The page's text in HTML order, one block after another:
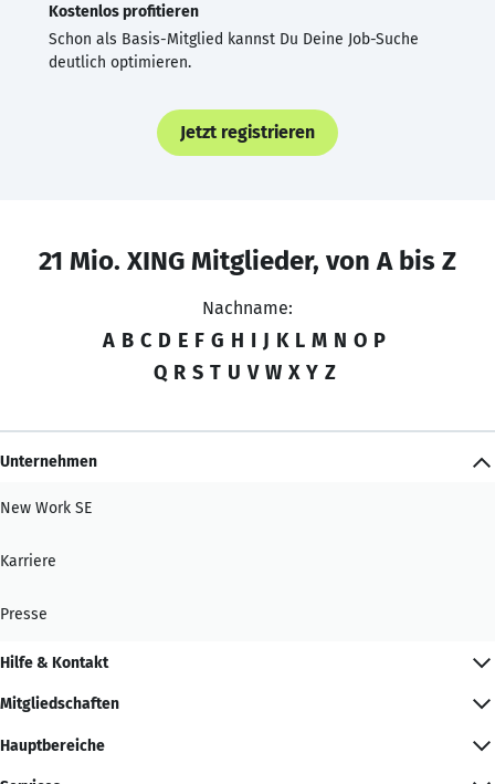
Kostenlos profitieren
Schon als Basis-Mitglied kannst Du Deine Job-Suche
deutlich optimieren.
Jetzt registrieren
21 Mio. XING Mitglieder, von A bis Z
Nachname:
A B C D E F G H I J K L M N O P
Q R S T U V W X Y Z
Unternehmen
New Work SE
Karriere
Presse
Hilfe & Kontakt
Mitgliedschaften
Hauptbereiche